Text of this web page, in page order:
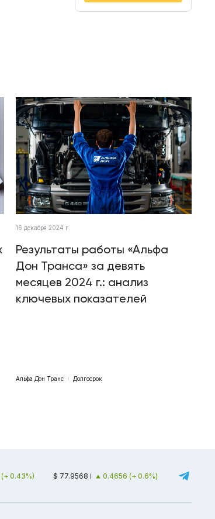
16 декабря 2024 г.
Результаты работы «Альфа
Дон Транса» за девять
месяцев 2024 г.: анализ
ключевых показателей
Альфа Дон Транс Долгосрок
0.43%) $ 77.9568 0.4656 (+ 0.6%)